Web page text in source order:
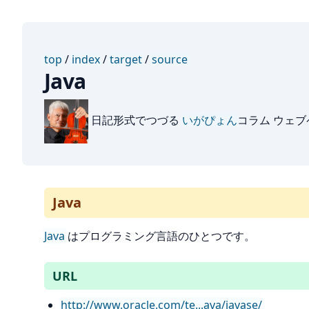
top / index/target/source
Java
日記形式でつづる いがぴょんコラム ウェブ
Java
Java はプログラミング言語のひとつです。
URL
http://www.oracle.com/te...ava/javase/